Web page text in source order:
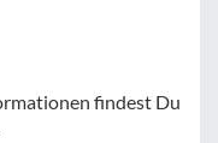
findest Du